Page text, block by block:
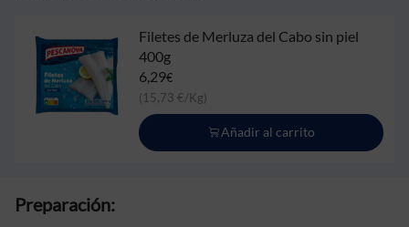
Filetes de Merluza del Cabo sin piel
400g
6,29€
(15,73 €/Kg)
Añadir al carrito
Preparación: